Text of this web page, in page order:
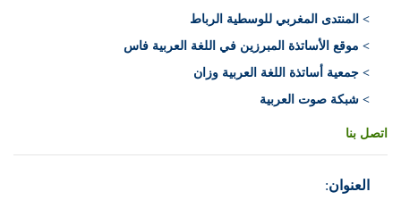
> المنتدى المغربي للوسطية الرباط
> موقع الأساتذة المبرزين في اللغة العربية فاس
> جمعية أساتذة اللغة العربية وزان
> شبكة صوت العربية
اتصل بنا
العنوان: